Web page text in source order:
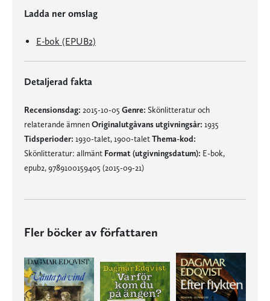
Ladda ner omslag
E-bok (EPUB2)
Detaljerad fakta
Recensionsdag: 2015-10-05 Genre: Skönlitteratur och
relaterande ämnenOriginalutgåvans utgivningsår: 1935
Tidsperioder: 1930-talet, 1900-taletThema-kod:
Skönlitteratur: allmänt Format (utgivningsdatum): E-bok,
epub2, 9789100159405 (2015-09-21)
Fler böcker av författaren